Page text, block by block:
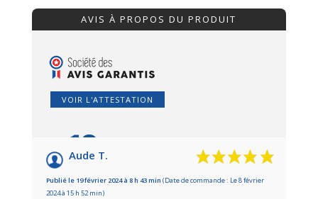
AVIS À PROPOS DU PRODUIT
VOIR L'ATTESTATION
10/10
Basé sur 2 avis
Aude T.
Publié le 19 février 2024 à 8 h 43 min (Date de commande : Le 8 février
2024 à 15 h 52 min)